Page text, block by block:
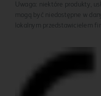
Uwaga: niektóre produkty,
mogą być niedostępne w
lokalnym przedstawicielem